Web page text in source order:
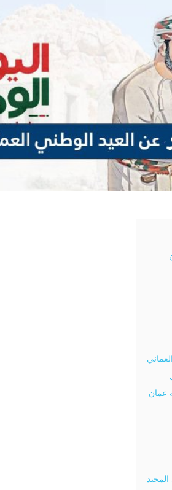
عمان